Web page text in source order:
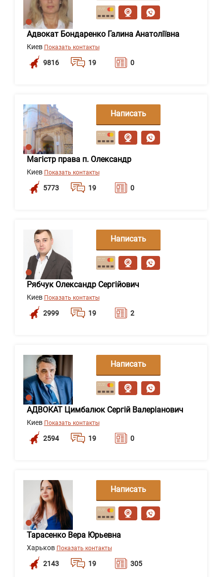
Адвокат Бондаренко Галина Анатоліївна
Киев Показать контакты
9816 19 0
сообщение
Магістр права п. Олександр
Киев Показать контакты
5773 19 0
Написать
сообщение
Рябчук Олександр Сергійович
Киев Показать контакты
2999 19 2
Написать
сообщение
АДВОКАТ Цимбалюк Сергій Валеріанович
Киев Показать контакты
2594 19 0
Написать
сообщение
Тарасенко Вера Юрьевна
Харьков Показать контакты
2143 19 305
Написать
сообщение